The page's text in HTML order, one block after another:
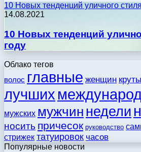
10 Новых тенденций уличного
14.08.2021
10 Новых тенденций
году
Облако тегов
волос главные женщин
лучших
мужских мужчин недели
носить причесок руководство
стрижек татуировок часов
Популярные новости